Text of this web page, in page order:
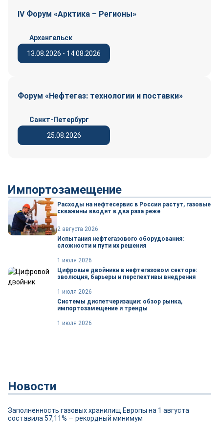
IV Форум «Арктика – Регионы»
13.08.2026 - 14.08.2026
Архангельск
Форум «Нефтегаз: технологии и поставки»
25.08.2026
Санкт-Петербург
Импортозамещение
Расходы на нефтесервис в России растут, газовые
скважины вводят в два раза реже
2 августа 2026
Испытания нефтегазового оборудования:
сложности и пути их решения
1 июля 2026
Цифровые двойники в нефтегазовом секторе:
эволюция, барьеры и перспективы внедрения
1 июля 2026
Системы диспетчеризации: обзор рынка,
импортозамещение и тренды
1 июля 2026
Новости
Заполненность газовых хранилищ Европы на 1 августа
составила 57,11% — рекордный минимум